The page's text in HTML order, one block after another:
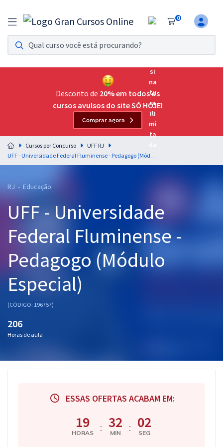
0
Assinatura Ilimitada 11
Acesso a todos os cursos. Teste grátis por 7 dias!
Assinatura OAB Até Passar
Acesso ilimitado a toda preparação para o Exame da
Residências Multiprofissionais
Preparação completa e intensiva para as principais
residências em saúde do Brasil
Cursos 20% OFF
Pós
Graduação
OAB
Questões grátis
Desconto de 20% em todos os
cursos avulsos do site SÓ HOJE!
Comprar agora
Cursos por Concurso
UFF RJ
UFF - Universidade Federal Fluminense - Pedagogo (Módulo Especial)
RJ - Educação
UFF - Universidade
Federal Fluminense -
Pedagogo (Módulo
Especial)
(CÓDIGO: 196757)
206
Horas de aula
ESSAS OFERTAS ACABAM EM:
19
HORAS : 32
MIN : 01
SEG